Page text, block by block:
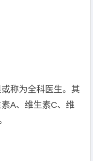
称为全科医生。其
A、维生素C、维